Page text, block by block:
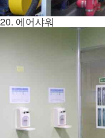
20. 에어샤워